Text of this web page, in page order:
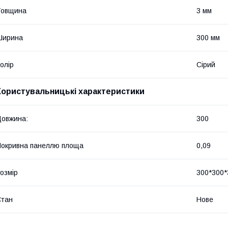
3 мм
300 мм
Сірий
характеристики
300
панеллю площа 0,09
Нове